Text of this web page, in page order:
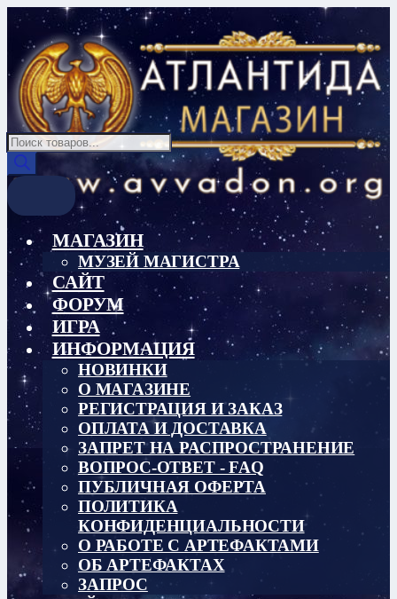
Перейти
навигации
Перейти
содержимому
Поиск
товаров
МАГАЗИН
МУЗЕЙ МАГИСТРА
САЙТ
ФОРУМ
ИГРА
ИНФОРМАЦИЯ
НОВИНКИ
О МАГАЗИНЕ
РЕГИСТРАЦИЯ И ЗАКАЗ
ОПЛАТА И ДОСТАВКА
ЗАПРЕТ НА РАСПРОСТРАНЕНИЕ
ВОПРОС-ОТВЕТ - FAQ
ПУБЛИЧНАЯ ОФЕРТА
ПОЛИТИКА
КОНФИДЕНЦИАЛЬНОСТИ
О РАБОТЕ С АРТЕФАКТАМИ
ОБ АРТЕФАКТАХ
ЗАПРОС